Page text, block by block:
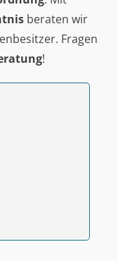
beraten wir
Fragen
!